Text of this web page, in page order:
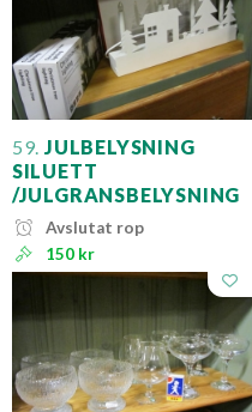
59. JULBELYSNING
SILUETT
/JULGRANSBELYSNING
Avslutat rop
150 kr